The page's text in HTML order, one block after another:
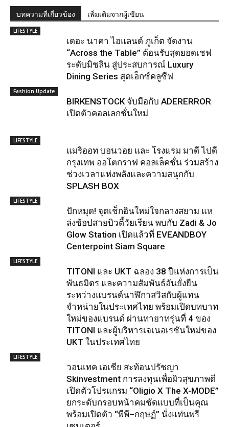
บทความที่เกี่ยวข้อง เพิ่มเติมจากผู้เขียน
LIFESTYLE
เดอะ นาคา ไอแลนด์ ภูเก็ต จัดงาน
“Across the Table” ต้อนรับสุดยอดเชฟ
ระดับมิชลิน สู่ประสบการณ์ Luxury
Dining Series สุดเอ็กซ์คลูซีฟ
Fashion Update
BIRKENSTOCK จับมือกับ ADERERROR
เปิดตัวคอลเลกชั่นใหม่
LIFESTYLE
แมริออท บอนวอย และ โรงแรม มาดี ไปดี
กรุงเทพ ออโตกราฟ คอลเล็คชั่น ร่วมสร้าง
ช่วงเวลาแห่งพลังและความสนุกกับ
SPLASH BOX
LIFESTYLE
ปักหมุด! จุดเช็กอินใหม่ใจกลางสยาม แห
ล่งช้อปสายบิวตี้วัยเรียน พบกับ Zadi & Jo
Glow Station เปิดแล้วที่ EVEANDBOY
Centerpoint Siam Square
LIFESTYLE
TITONI และ UKT ฉลอง 38 ปีแห่งการเป็น
พันธมิตร และความสัมพันธ์อันยั่งยืน
ระหว่างแบรนด์นาฬิกาสวิสกับผู้แทน
จำหน่ายในประเทศไทย พร้อมเปิดบทบาท
ใหม่ของแบรนด์ ผ่านทายาทรุ่นที่ 4 ของ
TITONI และผู้บริหารเจเนอเรชันใหม่ของ
UKT ในประเทศไทย
LIFESTYLE
วอนเทค เอเชีย สะท้อนปรัชญา
Skinvestment การลงทุนเพื่อผิวสุขภาพดี
เปิดตัวโปรแกรม “Oligio X The X-MODE”
ยกระดับกรอบหน้าคมชัดแบบที่เป็นคุณ
พร้อมเปิดตัว “พีพี–กฤษฏ์” นั่งแท่นพรี